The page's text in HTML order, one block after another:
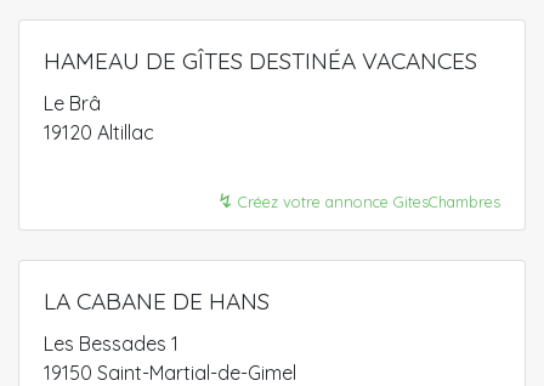
HAMEAU DE GÎTES DESTINÉA VACANCES
Le Brâ
19120 Altillac
↯ Créez votre annonce GitesChambres
LA CABANE DE HANS
Les Bessades 1
19150 Saint-Martial-de-Gimel